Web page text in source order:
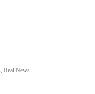
, Real News